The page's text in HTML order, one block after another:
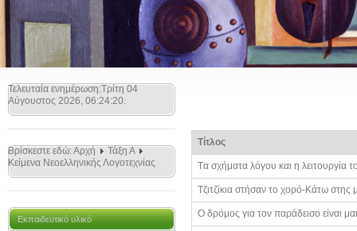
Τελευταία ενημέρωση:Τρίτη 04
Αύγουστος 2026, 06:24:20.
Βρίσκεστε εδώ:Αρχή
Τάξη Α
Κείμενα Νεοελληνικής Λογοτεχνίας
Εκπαιδευτικό υλικό
Τίτλος
Tα σχήματα λόγου και η λειτουργία
Τζιτζίκια στήσαν το χορό-Κάτω στης
Ο δρόμος για τον παράδεισο είναι